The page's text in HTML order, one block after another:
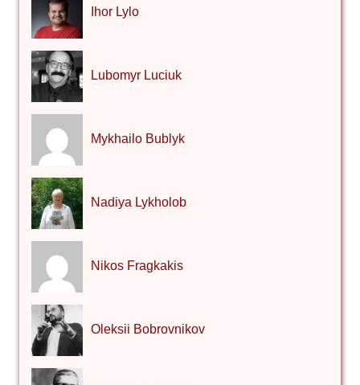
Ihor Lylo
Lubomyr Luciuk
Mykhailo Bublyk
Nadiya Lykholob
Nikos Fragkakis
Oleksii Bobrovnikov